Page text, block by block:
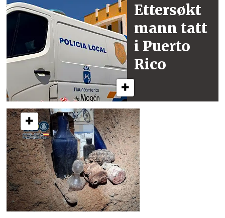
Ettersøkt
mann tatt
i Puerto
Rico